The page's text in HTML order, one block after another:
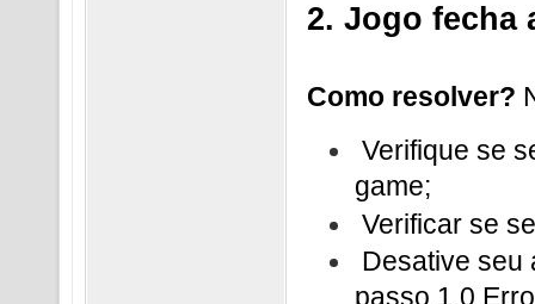
2. Jogo fecha
Como resolver?
Verifique se
game;
Verificar se
Desative seu